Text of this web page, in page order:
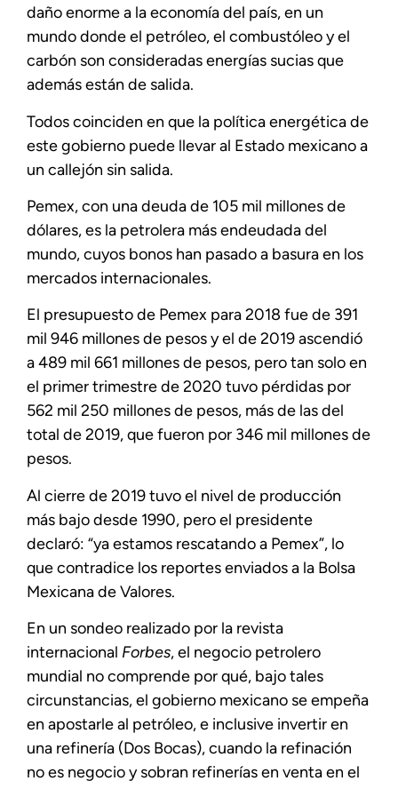
daño enorme a la economía del país, en un
mundo donde el petróleo, el combustóleo y el
carbón son consideradas energías sucias que
además están de salida.
Todos coinciden en que la política energética de
este gobierno puede llevar al Estado mexicano a
un callejón sin salida.
Pemex, con una deuda de 105 mil millones de
dólares, es la petrolera más endeudada del
mundo, cuyos bonos han pasado a basura en los
mercados internacionales.
El presupuesto de Pemex para 2018 fue de 391
mil 946 millones de pesos y el de 2019 ascendió
a 489 mil 661 millones de pesos, pero tan solo en
el primer trimestre de 2020 tuvo pérdidas por
562 mil 250 millones de pesos, más de las del
total de 2019, que fueron por 346 mil millones de
pesos.
Al cierre de 2019 tuvo el nivel de producción
más bajo desde 1990, pero el presidente
declaró: “ya estamos rescatando a Pemex”, lo
que contradice los reportes enviados a la Bolsa
Mexicana de Valores.
En un sondeo realizado por la revista
internacional Forbes, el negocio petrolero
mundial no comprende por qué, bajo tales
circunstancias, el gobierno mexicano se empeña
en apostarle al petróleo, e inclusive invertir en
una refinería (Dos Bocas), cuando la refinación
no es negocio y sobran refinerías en venta en el